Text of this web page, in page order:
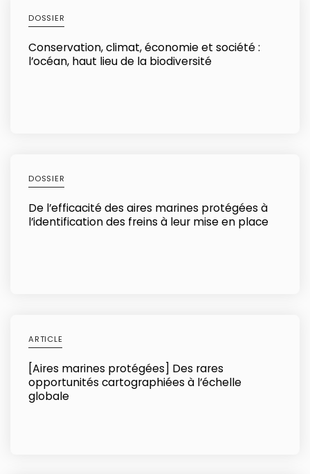
DOSSIER
Conservation, climat, économie et société :
l’océan, haut lieu de la biodiversité
DOSSIER
De l’efficacité des aires marines protégées à
l’identification des freins à leur mise en place
ARTICLE
[Aires marines protégées] Des rares
opportunités cartographiées à l’échelle
globale